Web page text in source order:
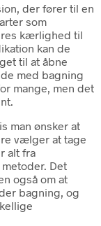
der fører til en
som
kærlighed til
kan de
til at åbne
med bagning
mange, men det
man ønsker at
vælger at tage
alt fra
Det
også om at
bagning, og